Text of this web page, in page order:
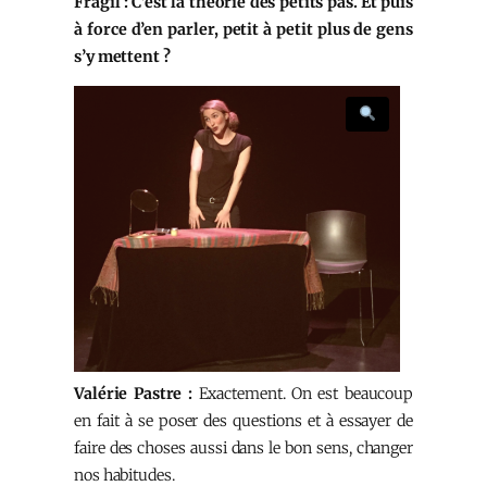
à force d’en parler, petit à petit plus de gens
s’y mettent ?
Valérie Pastre :Exactement. On est beaucoup
en fait à se poser des questions et à essayer de
faire des choses aussi dans le bon sens, changer
nos habitudes.